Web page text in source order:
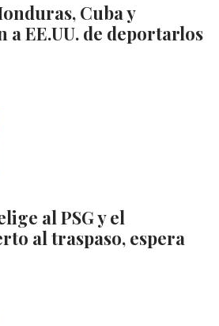
Cuba y
a EE.UU. de deportarlos
al PSG y el
al traspaso, espera